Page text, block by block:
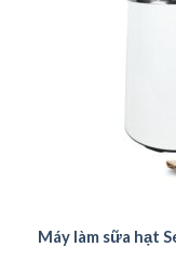
Máy làm sữa hạt